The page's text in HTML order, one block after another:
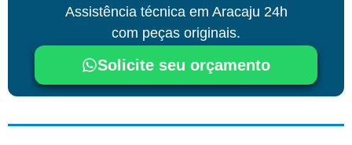
Assistência técnica em Aracaju 24h
com peças originais.
Solicite seu orçamento